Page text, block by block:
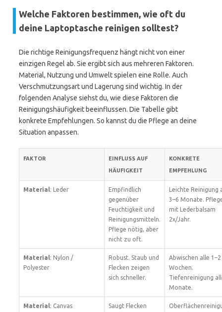
Welche Faktoren bestimmen, wie oft du
deine Laptoptasche reinigen solltest?
Die richtige Reinigungsfrequenz hängt nicht von einer
einzigen Regel ab. Sie ergibt sich aus mehreren Faktoren.
Material, Nutzung und Umwelt spielen eine Rolle. Auch
Verschmutzungsart und Lagerung sind wichtig. In der
folgenden Analyse siehst du, wie diese Faktoren die
Reinigungshäufigkeit beeinflussen. Die Tabelle gibt
konkrete Empfehlungen. So kannst du die Pflege an deine
Situation anpassen.
FAKTOR
EINFLUSS AUF
HÄUFIGKEIT
KONKRETE
EMPFEHLUNG
Material: Leder
Empfindlich
gegenüber
Feuchtigkeit und
Reinigungsmitteln.
Pflege nötig, aber
nicht zu oft.
Leichte Reinigung
3–6 Monate.
mit Lederbalsam
2x/Jahr.
Material: Nylon /
Polyester
Robust. Staub und
Flecken zeigen
sich schneller.
Abwischen alle 1–2
Wochen.
Tiefenreinigung
Monate.
Material: Canvas
Saugt Flecken